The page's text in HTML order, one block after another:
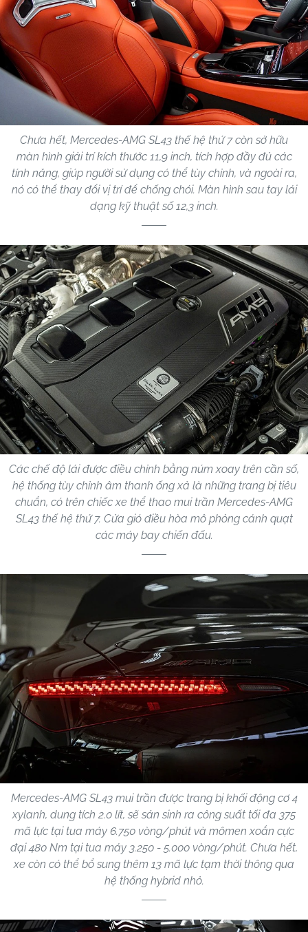
Chưa hết, Mercedes-AMG SL43 thế hệ thứ 7 còn sở hữu
màn hình giải trí kích thước 11,9 inch, tích hợp đầy đủ các
tính năng, giúp người sử dụng có thể tùy chỉnh, và ngoài ra,
nó có thể thay đổi vị trí để chống chói. Màn hình sau tay lái
dạng kỹ thuật số 12,3 inch.
Các chế độ lái được điều chỉnh bằng núm xoay trên cần số,
hệ thống tùy chỉnh âm thanh ống xả là những trang bị tiêu
chuẩn, có trên chiếc xe thể thao mui trần Mercedes-AMG
SL43 thế hệ thứ 7. Cửa gió điều hòa mô phỏng cánh quạt
các máy bay chiến đấu.
Mercedes-AMG SL43 mui trần được trang bị khối động cơ 4
xylanh, dung tích 2.0 lít, sẽ sản sinh ra công suất tối đa 375
mã lực tại tua máy 6.750 vòng/phút và mômen xoắn cực
đại 480 Nm tại tua máy 3.250 - 5.000 vòng/phút. Chưa hết,
xe còn có thể bổ sung thêm 13 mã lực tạm thời thông qua
hệ thống hybrid nhỏ.